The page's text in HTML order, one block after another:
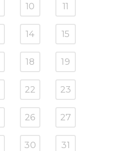
10 11
14 15
18 19
22 23
26 27
30 31